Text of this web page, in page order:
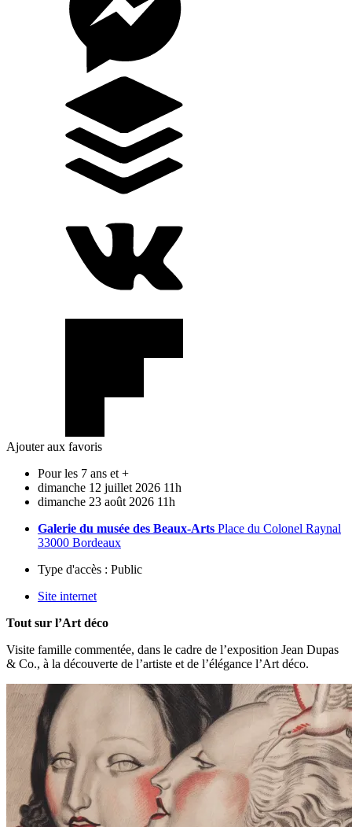
Ajouter aux favoris
Pour les 7 ans et +
dimanche 12 juillet 2026 11h
dimanche 23 août 2026 11h
Galerie du musée des Beaux-Arts Place du Colonel Raynal
33000 Bordeaux
Type d'accès : Public
Site internet
Tout sur l’Art déco
Visite famille commentée, dans le cadre de l’exposition Jean Dupas
& Co., à la découverte de l’artiste et de l’élégance l’Art déco.